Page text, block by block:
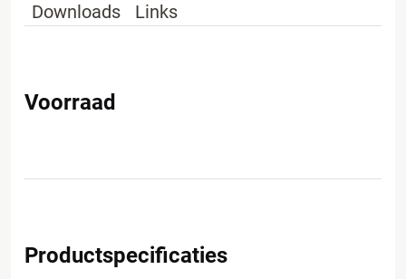
Downloads
Links
Voorraad
Productspecificaties